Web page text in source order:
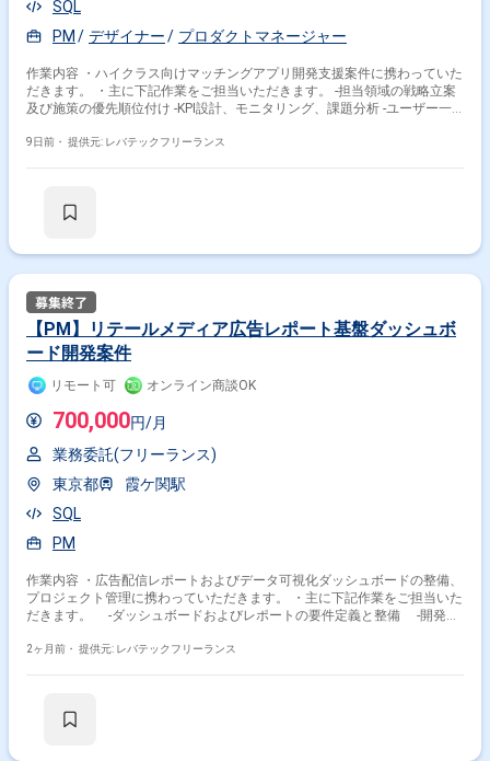
SQL
PM
デザイナー プロダクトマネージャー
作業内容 ・ハイクラス向けマッチングアプリ開発支援案件に携わっていた
だきます。 ・主に下記作業をご担当いただきます。 -担当領域の戦略立案
及び施策の優先順位付け -KPI設計、モニタリング、課題分析 -ユーザー一
定義 -課金率及びCVR改善施策の企画、検証、A/Bテストの実施 -エンジニ
9日前・ 提供元: レバテックフリーランス
【PM】リテールメディア広告レポート基盤ダッシュボ
ード開発案件
リモート可 オンライン商談OK
700,000円/月
業務委託(フリーランス)
東京都
霞ケ関駅
SQL
PM
作業内容 ・広告配信レポートおよびデータ可視化ダッシュボードの整備、
プロジェクト管理に携わっていただきます。 ・主に下記作業をご担当いた
だきます。 -ダッシュボードおよびレポートの要件定義と整備 -開発優
ェクトマネジメント -各部署からの要望に対するヒアリングと、プロ
2ヶ月前・ 提供元: レバテックフリーランス